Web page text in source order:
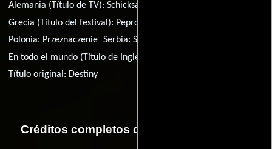
Alemania (Título de TV):Schicksal - Kader
Grecia (Título del festival): Pepromeno
Polonia: Przeznaczenie Serbia: Sudbina
En todo el mundo (Título de Inglés):
Título original: Destiny
Créditos completos de la película Destiny